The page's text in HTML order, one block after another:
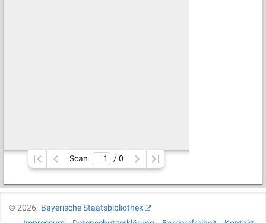
Scan / 0
©2026
Bayerische Staatsbibliothek